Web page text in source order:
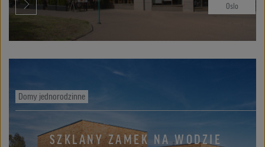
Oslo
Domy jednorodzinne
SZKLANY ZAMEK NA WODZIE